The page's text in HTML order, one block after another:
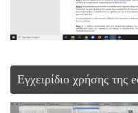
Εγχειρίδιο χρήσης της